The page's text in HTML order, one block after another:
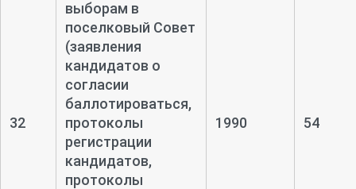
32
выборам в
поселковый Совет
(заявления
кандидатов о
согласии
баллотироваться,
протоколы
регистрации
кандидатов,
протоколы
1990 54